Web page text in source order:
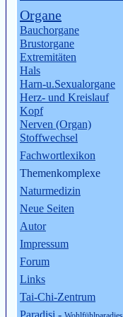
Organe
Bauchorgane
Brustorgane
Extremitäten
Hals
Harn-u.Sexualorgane
Herz- und Kreislauf
Kopf
Nerven (Organ)
Stoffwechsel
Fachwortlexikon
Themenkomplexe
Naturmedizin
Neue Seiten
Autor
Impressum
Forum
Links
Tai-Chi-Zentrum
Paradisi -